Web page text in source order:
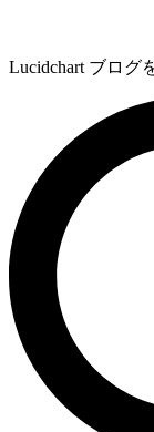
Lucidchart ブログ